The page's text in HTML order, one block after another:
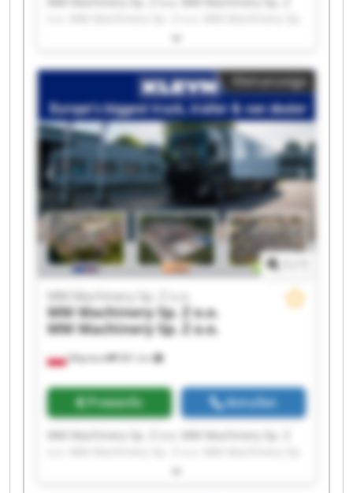
Z o.o. MM Machinery Sp. Z o.o. MM Machinery
Machinery Sp. Z o.o. MM Machinery Sp. Z o.o.
MM Machinery Sp. Z o.o. MM Machinery Sp. Z
o.o. MM Machinery Sp. Z o.o. MM Machinery Sp.
Z o.o. MM Machinery Sp. Z o.o. MM Machinery
Sp. Z o.o. MM Machinery Sp. Z o.o. MM
Machinery Sp. Z o.o. MM Machinery Sp. Z o.o.
MM Machinery Sp. Z o.o. MM Machinery Sp. Z
o.o.
Kleinanzeige
Więcbork 981 km
MM Machinery Sp. Z o.o.
MM Machinery Sp. Z o.o.
MM Machinery Sp. Z o.o.
Preisinfo Anrufen
MM Machinery Sp. Z o.o. MM Machinery Sp. Z
Z o.o. MM Machinery Sp. Z o.o. MM Machinery